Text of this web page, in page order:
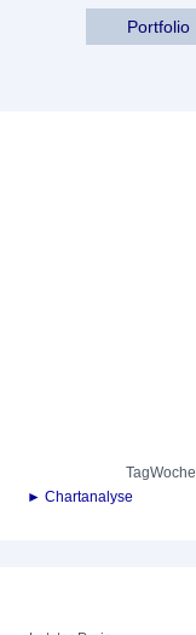
Portfolio
TagWoche
► Chartanalyse